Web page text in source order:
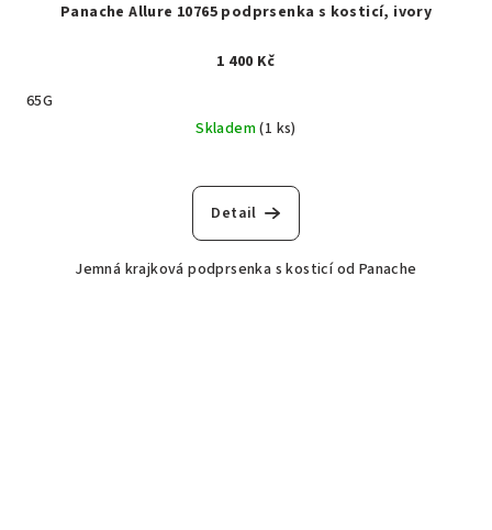
Panache Allure 10765 podprsenka s kosticí, ivory
1 400 Kč
65G
Skladem(1 ks)
Detail
Jemná krajková podprsenka s kosticí od Panache